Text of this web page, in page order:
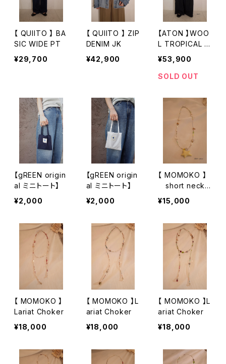
【 QUIITO 】 BA
SIC WIDE PT
¥29,700
【 QUIITO 】 ZIP
DENIM JK
¥42,900
【ATON 】WOO
L TROPICAL |
WIDE EASY PA
NTS
¥53,900
SOLD OUT
【gREEN origin
al ミニトート】
¥2,000
【gREEN origin
al ミニトート】
¥2,000
【 MOMOKO 】
short neckla
ce Tatsuki F
ukamiコラボチ
¥15,000
【 MOMOKO 】
Lariat Choker
¥18,000
【 MOMOKO 】L
ariat Choker
¥18,000
【 MOMOKO 】L
ariat Choker
¥18,000